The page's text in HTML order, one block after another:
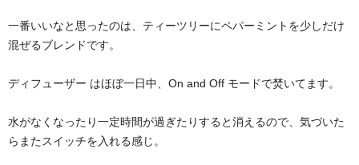
一番いいなと思ったのは、ティーツリーにペパーミントを少しだけ
混ぜるブレンドです。
ディフューザー はほぼ一日中、On and Off モードで焚いてます。
水がなくなったり一定時間が過ぎたりすると消えるので、気づいた
らまたスイッチを入れる感じ。